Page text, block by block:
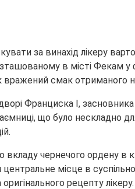
за винахід лікеру
в місті Фекам
вражений смак отриманого
Франциска I,
що було нескладно
чернечого ордену в
місце в
рецепту лікеру.